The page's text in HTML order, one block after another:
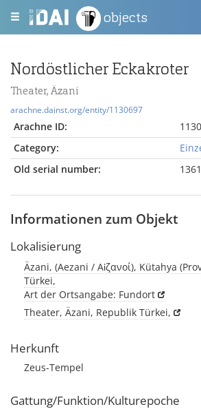
objects
Nordöstlicher Eckakroter
Theater, Äzani
arachne.dainst.org/entity/1130697
Arachne ID:
Category:
Old serial number:
Informationen zum Objekt
Lokalisierung
Äzani, (Aezani / Αἰζανοί), Kütahya
Türkei,
Art der Ortsangabe: Fundort
Theater, Äzani, Republik Türkei,
Herkunft
Zeus-Tempel
Gattung/Funktion/Kulturepoche